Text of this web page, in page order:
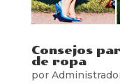
Consejos
de ropa
por